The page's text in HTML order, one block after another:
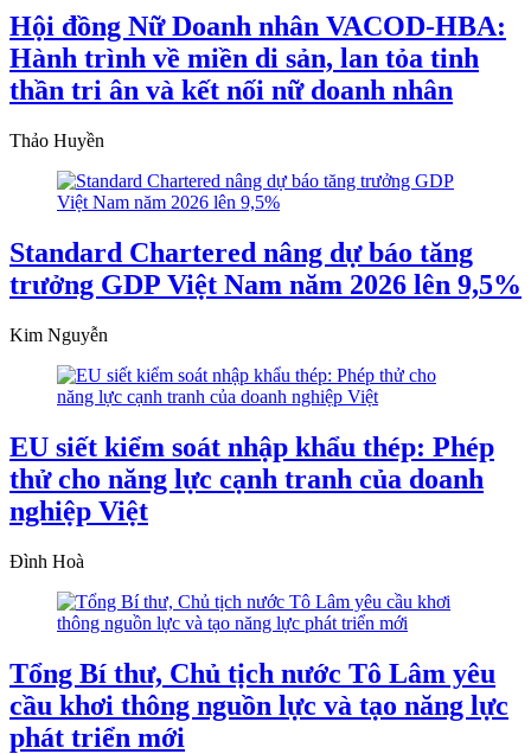
Hội đồng Nữ Doanh nhân VACOD-HBA:
Hành trình về miền di sản, lan tỏa tinh
thần tri ân và kết nối nữ doanh nhân
Thảo Huyền
Standard Chartered nâng dự báo tăng
trưởng GDP Việt Nam năm 2026 lên 9,5%
Kim Nguyễn
EU siết kiểm soát nhập khẩu thép: Phép
thử cho năng lực cạnh tranh của doanh
nghiệp Việt
Đình Hoà
Tổng Bí thư, Chủ tịch nước Tô Lâm yêu
cầu khơi thông nguồn lực và tạo năng lực
phát triển mới